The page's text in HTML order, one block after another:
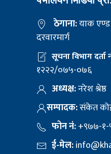
ठेगाना:याक एण्ड
दरवारमार्ग
सूचना विभाग दर्ता
१२२२/०७५-०७६
अध्यक्ष:नरेश श्रेष्ठ
सम्पादक:संकेत
फोन नं:+९७७-१-
ई-मेल: